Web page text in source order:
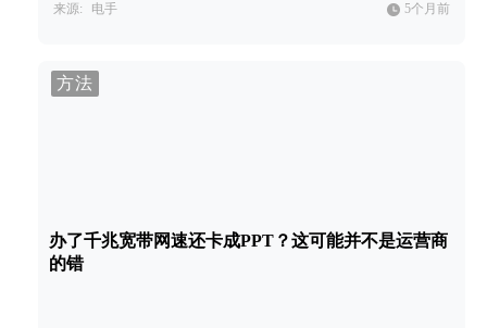
来源: 电手 5个月前
方法
办了千兆宽带网速还卡成PPT？这可能并不是运营商
的错